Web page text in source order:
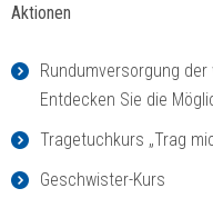
Aktionen
Rundumversorgung
Entdecken Sie die
Tragetuchkurs „Trag
Geschwister-Kurs